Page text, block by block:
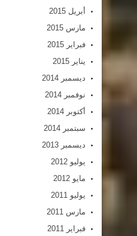
أبريل 2015
مارس 2015
فبراير 2015
يناير 2015
ديسمبر 2014
نوفمبر 2014
أكتوبر 2014
سبتمبر 2014
ديسمبر 2013
يوليو 2012
مايو 2012
يوليو 2011
مارس 2011
فبراير 2011